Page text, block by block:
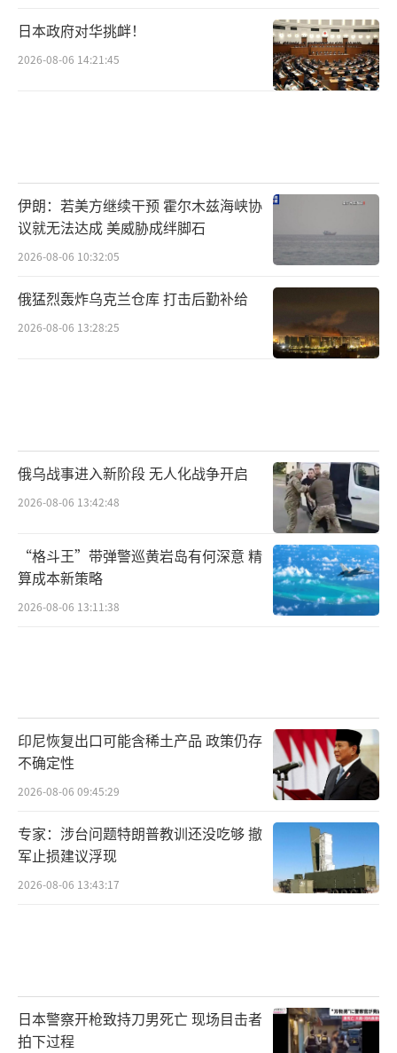
日本政府对华挑衅！
2026-08-06 14:21:45
伊朗：若美方继续干预 霍尔木兹海峡协
议就无法达成 美威胁成绊脚石
2026-08-06 10:32:05
俄猛烈轰炸乌克兰仓库 打击后勤补给
2026-08-06 13:28:25
俄乌战事进入新阶段 无人化战争开启
2026-08-06 13:42:48
“格斗王”带弹警巡黄岩岛有何深意 精
算成本新策略
2026-08-06 13:11:38
印尼恢复出口可能含稀土产品 政策仍存
不确定性
2026-08-06 09:45:29
专家：涉台问题特朗普教训还没吃够 撤
军止损建议浮现
2026-08-06 13:43:17
日本警察开枪致持刀男死亡 现场目击者
拍下过程